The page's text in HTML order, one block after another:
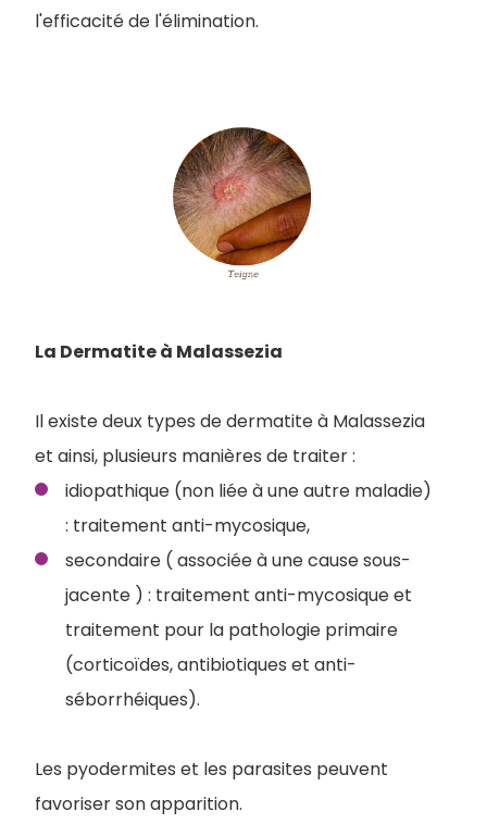
l'efficacité de l'élimination.
La Dermatite à Malassezia
Il existe deux types de dermatite à Malassezia
et ainsi, plusieurs manières de traiter :
idiopathique (non liée à une autre maladie)
: traitement anti-mycosique,
secondaire ( associée à une cause sous-
jacente ) : traitement anti-mycosique et
traitement pour la pathologie primaire
(corticoïdes, antibiotiques et anti-
séborrhéiques).
Les pyodermites et les parasites peuvent
favoriser son apparition.